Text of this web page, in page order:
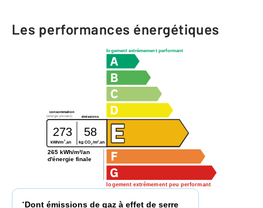
Les performances énergétiques
logement extrêmement performant
logement extrêmement peu performant
consommation
émissions
(énergie primaire)
273 58
kWh/m2.an kg CO2/m2 .an
265 kWh/m²/an
d'énergie finale
* Dont émissions de gaz à effet de serre